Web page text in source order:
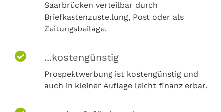
Saarbrücken verteilbar durch
Briefkastenzustellung, Post oder als
Zeitungsbeilage.
...kostengünstig
Prospektwerbung ist kostengünstig und
auch in kleiner Auflage leicht finanzierbar.